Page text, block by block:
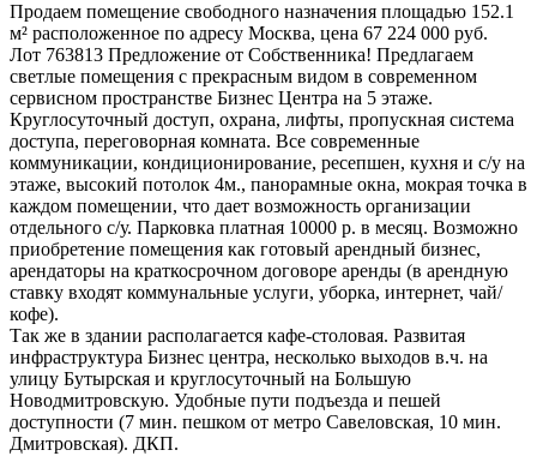
Продаем помещение свободного назначения площадью 152.1
м² расположенное по адресу Москва, цена 67 224 000 руб.
Лот 763813 Предложение от Собственника! Предлагаем
светлые помещения с прекрасным видом в современном
сервисном пространстве Бизнес Центра на 5 этаже.
Круглосуточный доступ, охрана, лифты, пропускная система
доступа, переговорная комната. Все современные
коммуникации, кондиционирование, ресепшен, кухня и с/у на
этаже, высокий потолок 4м., панорамные окна, мокрая точка в
каждом помещении, что дает возможность организации
отдельного с/у. Парковка платная 10000 р. в месяц. Возможно
приобретение помещения как готовый арендный бизнес,
арендаторы на краткосрочном договоре аренды (в арендную
ставку входят коммунальные услуги, уборка, интернет, чай/
кофе).
Так же в здании располагается кафе-столовая. Развитая
инфраструктура Бизнес центра, несколько выходов в.ч. на
улицу Бутырская и круглосуточный на Большую
Новодмитровскую. Удобные пути подъезда и пешей
доступности (7 мин. пешком от метро Савеловская, 10 мин.
Дмитровская). ДКП.